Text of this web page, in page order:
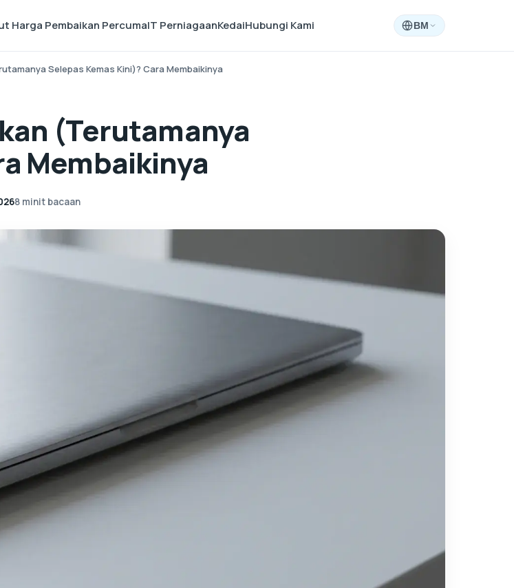
Harga Pembaikan PercumaIT PerniagaanKedaiHubungi Kami BM
Selepas Kemas Kini)? Cara Membaikinya
(Terutamanya
Membaikinya
8 minit bacaan